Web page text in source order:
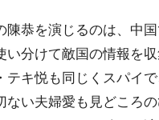
恭を演じるのは、中国
分けて敵国の情報を
キ悦も同じくスパイで
い夫婦愛も見どころ